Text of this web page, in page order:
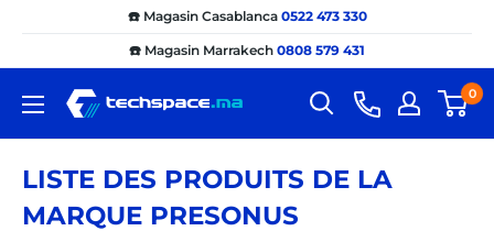
contenu
☎️ Magasin Casablanca 0522 473 330
☎️ Magasin Marrakech 0808 579 431
Techspace.ma 0
LISTE DES PRODUITS DE LA
MARQUE PRESONUS